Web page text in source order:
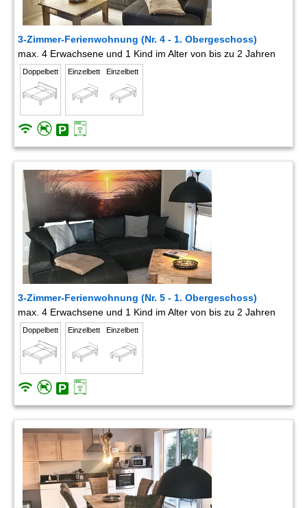
3-Zimmer-Ferienwohnung (Nr. 4 - 1. Obergeschoss)
max. 4 Erwachsene und 1 Kind im Alter von bis zu 2 Jahren
Doppelbett Einzelbett Einzelbett
3-Zimmer-Ferienwohnung (Nr. 5 - 1. Obergeschoss)
max. 4 Erwachsene und 1 Kind im Alter von bis zu 2 Jahren
Doppelbett Einzelbett Einzelbett